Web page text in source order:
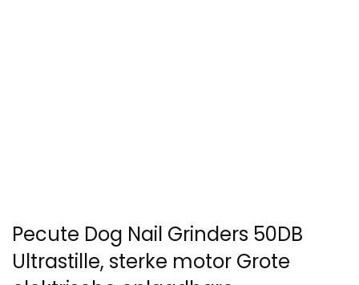
Pecute Dog Nail Grinders 50DB
Ultrastille, sterke motor Grote